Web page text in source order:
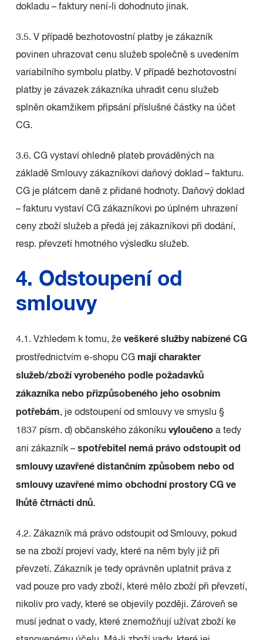
dokladu – faktury není-li dohodnuto jinak.
3.5. V případě bezhotovostní platby je zákazník
povinen uhrazovat cenu služeb společně s uvedením
variabilního symbolu platby. V případě bezhotovostní
platby je závazek zákazníka uhradit cenu služeb
splněn okamžikem připsání příslušné částky na účet
CG.
3.6. CG vystaví ohledně plateb prováděných na
základě Smlouvy zákazníkovi daňový doklad – fakturu.
CG je plátcem daně z přidané hodnoty. Daňový doklad
– fakturu vystaví CG zákazníkovi po úplném uhrazení
ceny zboží služeb a předá jej zákazníkovi při dodání,
resp. převzetí hmotného výsledku služeb.
4. Odstoupení od
smlouvy
4.1. Vzhledem k tomu, že veškeré služby nabízené CG
prostřednictvím e-shopu CG mají charakter
služeb/zboží vyrobeného podle požadavků
zákazníka nebo přizpůsobeného jeho osobním
potřebám, je odstoupení od smlouvy ve smyslu §
1837 písm. d) občanského zákoníku vyloučeno a tedy
ani zákazník – spotřebitel nemá právo odstoupit od
smlouvy uzavřené distančním způsobem nebo od
smlouvy uzavřené mimo obchodní prostory CG ve
lhůtě čtrnácti dnů.
4.2. Zákazník má právo odstoupit od Smlouvy, pokud
se na zboží projeví vady, které na něm byly již při
převzetí. Zákazník je tedy oprávněn uplatnit práva z
vad pouze pro vady zboží, které mělo zboží při převzetí,
nikoliv pro vady, které se objevily později. Zároveň se
musí jednat o vady, které znemožňují užívat zboží ke